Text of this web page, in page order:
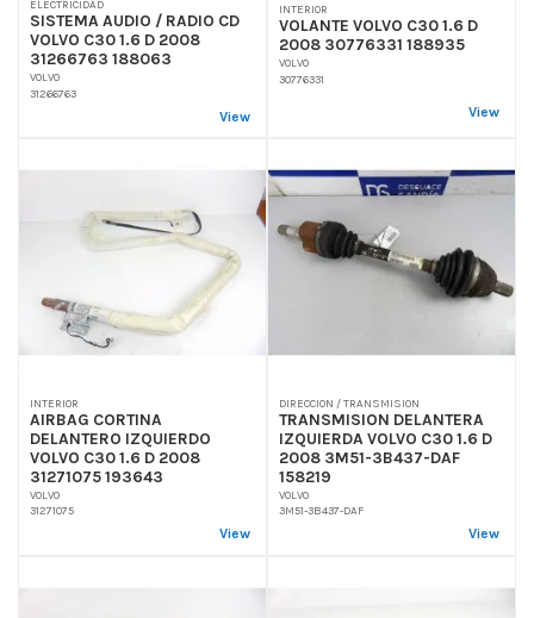
ELECTRICIDAD
SISTEMA AUDIO / RADIO CD
VOLVO C30 1.6 D 2008
31266763 188063
VOLVO
31266763
View
INTERIOR
VOLANTE VOLVO C30 1.6 D
2008 30776331 188935
VOLVO
30776331
View
INTERIOR
AIRBAG CORTINA
DELANTERO IZQUIERDO
VOLVO C30 1.6 D 2008
31271075 193643
VOLVO
31271075
View
DIRECCION / TRANSMISION
TRANSMISION DELANTERA
IZQUIERDA VOLVO C30 1.6 D
2008 3M51-3B437-DAF
158219
VOLVO
3M51-3B437-DAF
View